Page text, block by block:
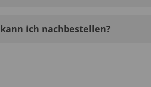
ich nachbestellen?